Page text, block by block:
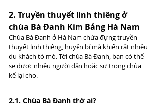
2. Truyền thuyết linh thiêng ở
chùa Bà Đanh Kim Bảng Hà Nam
Chùa Bà Đanh ở Hà Nam chứa đựng truyền
thuyết linh thiêng, huyền bí mà khiến rất nhiều
du khách tò mò. Tới chùa Bà Đanh, bạn có thể
sẽ được nhiều người dân hoặc sư trong chùa
kể lại cho.
2.1. Chùa Bà Đanh thờ ai?